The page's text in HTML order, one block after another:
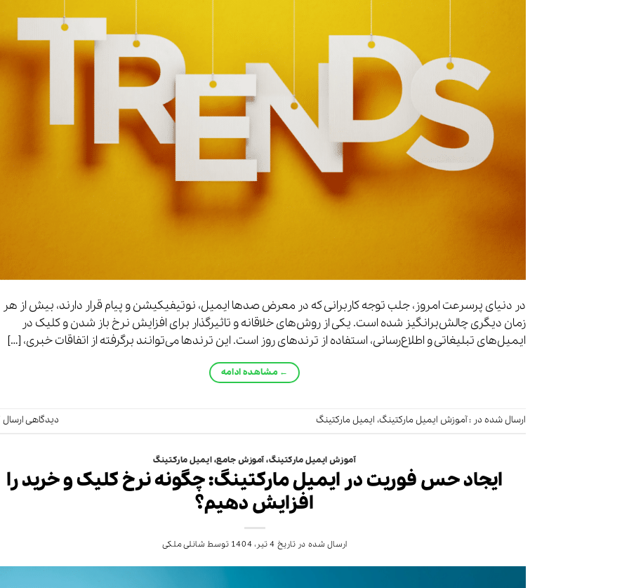
در دنیای پرسرعت امروز، جلب توجه کاربرانی که در معرض صدها ایمیل، نوتیفیکیشن و پیام قرار دارند، بیش از هر
زمان دیگری چالش‌برانگیز شده است. یکی از روش‌های خلاقانه و تاثیرگذار برای افزایش نرخ باز شدن و کلیک در
ایمیل‌های تبلیغاتی و اطلاع‌رسانی، استفاده از ترندهای روز است. این ترندها می‌توانند برگرفته از اتفاقات خبری، […]
← مشاهده ادامه
ارسال شده در :آموزش ایمیل مارکتینگ، ایمیل مارکتینگ دیدگاهی ارسال
آموزش ایمیل مارکتینگ،آموزش جامع،ایمیل مارکتینگ
ایجاد حس فوریت در ایمیل مارکتینگ: چگونه نرخ کلیک و خرید را
افزایش دهیم؟
ارسال شده در تاریخ 4 تیر، 1404 توسط شانلی ملکی